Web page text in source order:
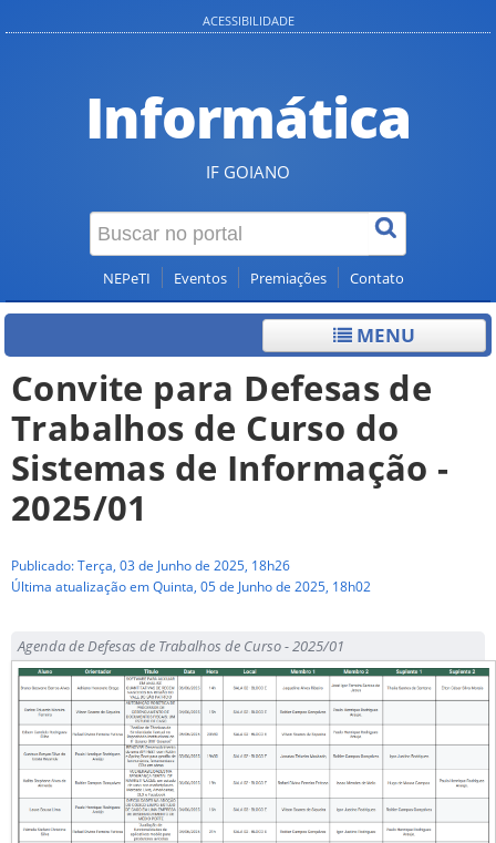
ACESSIBILIDADE
Informática
IF GOIANO
NEPeTI Eventos Premiações Contato
MENU
Convite para Defesas de
Trabalhos de Curso do
Sistemas de Informação -
2025/01
Publicado: Terça, 03 de Junho de 2025, 18h26
Última atualização em Quinta, 05 de Junho de 2025, 18h02
Agenda de Defesas de Trabalhos de Curso - 2025/01